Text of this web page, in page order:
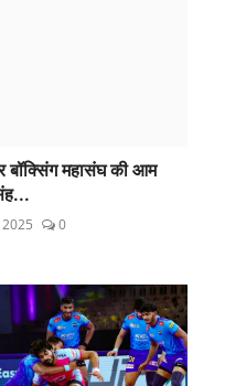
बॉक्सिंग महासंघ की आम
2025 0